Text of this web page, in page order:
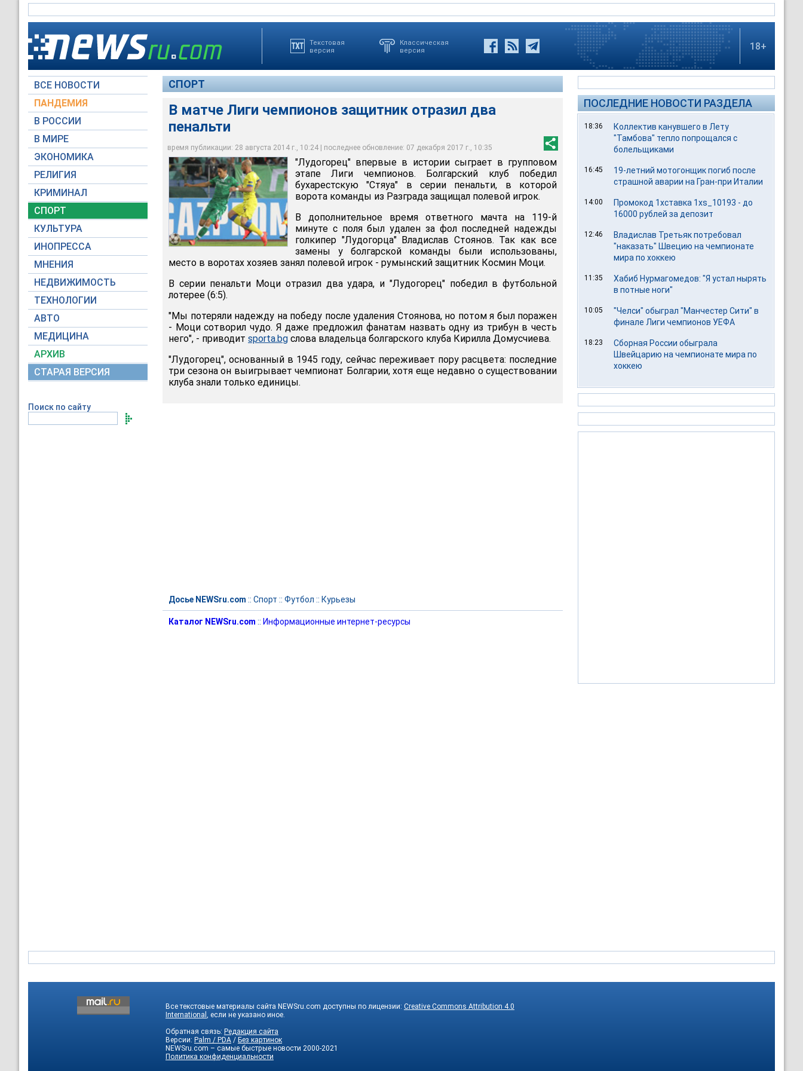
Текстовая
версия
Классическая
версия
18+
ВСЕ НОВОСТИ
ПАНДЕМИЯ
В РОССИИ
В МИРЕ
ЭКОНОМИКА
РЕЛИГИЯ
КРИМИНАЛ
СПОРТ
КУЛЬТУРА
ИНОПРЕССА
МНЕНИЯ
НЕДВИЖИМОСТЬ
ТЕХНОЛОГИИ
АВТО
МЕДИЦИНА
АРХИВ
СТАРАЯ ВЕРСИЯ
Поиск по сайту
СПОРТ
В матче Лиги чемпионов защитник отразил два
пенальти
время публикации: 28 августа 2014 г., 10:24 | последнее обновление: 07 декабря 2017 г., 10:35
"Лудогорец" впервые в истории сыграет в групповом этапе Лиги чемпионов
Global Look Press
"Лудогорец" впервые в истории сыграет в групповом
этапе Лиги чемпионов. Болгарский клуб победил
бухарестскую "Стяуа" в серии пенальти, в которой
ворота команды из Разграда защищал полевой игрок.
В дополнительное время ответного мачта на 119-й
минуте с поля был удален за фол последней надежды
голкипер "Лудогорца" Владислав Стоянов. Так как все
замены у болгарской команды были использованы,
место в воротах хозяев занял полевой игрок - румынский защитник Космин Моци.
В серии пенальти Моци отразил два удара, и "Лудогорец" победил в футбольной
лотерее (6:5).
"Мы потеряли надежду на победу после удаления Стоянова, но потом я был поражен
- Моци сотворил чудо. Я даже предложил фанатам назвать одну из трибун в честь
него", - приводит sporta.bg слова владельца болгарского клуба Кирилла Домусчиева.
"Лудогорец", основанный в 1945 году, сейчас переживает пору расцвета: последние
три сезона он выигрывает чемпионат Болгарии, хотя еще недавно о существовании
клуба знали только единицы.
Досье NEWSru.com :: Спорт :: Футбол :: Курьезы
Каталог NEWSru.com :: Информационные интернет-ресурсы
ПОСЛЕДНИЕ НОВОСТИ РАЗДЕЛА
18:36
Коллектив канувшего в Лету
"Тамбова" тепло попрощался с
болельщиками
16:45
19-летний мотогонщик погиб после
страшной аварии на Гран-при Италии
14:00
Промокод 1хставка 1xs_10193 - до
16000 рублей за депозит
12:46
Владислав Третьяк потребовал
"наказать" Швецию на чемпионате
мира по хоккею
11:35
Хабиб Нурмагомедов: "Я устал нырять
в потные ноги"
10:05
"Челси" обыграл "Манчестер Сити" в
финале Лиги чемпионов УЕФА
18:23
Сборная России обыграла
Швейцарию на чемпионате мира по
хоккею
Все текстовые материалы сайта NEWSru.com доступны по лицензии: Creative Commons Attribution 4.0
International , если не указано иное.
Обратная связь: Редакция сайта
Версии: Palm / PDA / Без картинок
NEWSru.com – самые быстрые новости 2000-2021
Политика конфиденциальности